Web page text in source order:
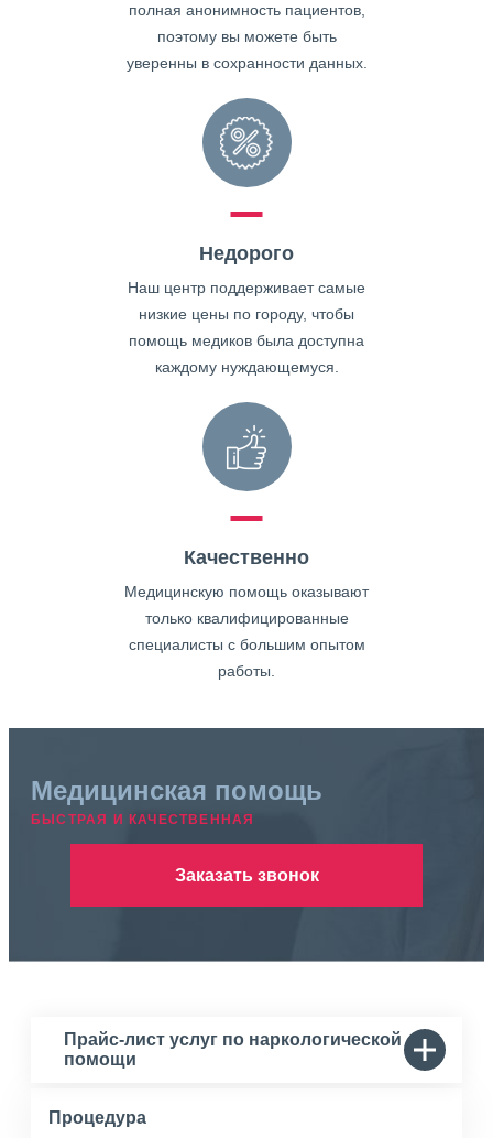
полная анонимность пациентов,
поэтому вы можете быть
уверенны в сохранности данных.
Недорого
Наш центр поддерживает самые
низкие цены по городу, чтобы
помощь медиков была доступна
каждому нуждающемуся.
Качественно
Медицинскую помощь оказывают
только квалифицированные
специалисты с большим опытом
работы.
Медицинская помощь
БЫСТРАЯ И КАЧЕСТВЕННАЯ
Заказать звонок
Прайс-лист услуг по наркологической
помощи
Процедура